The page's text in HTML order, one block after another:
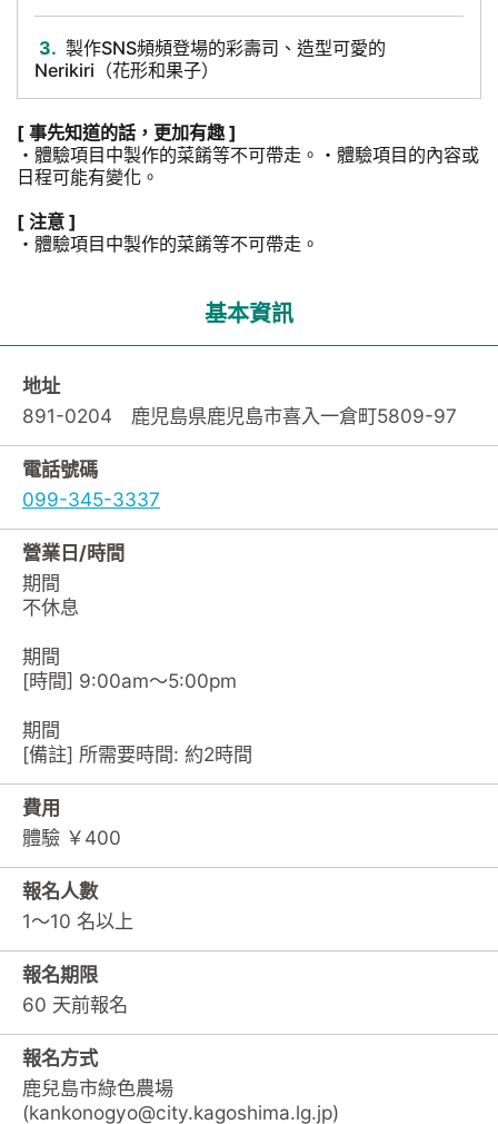
3. 製作SNS頻頻登場的彩壽司、造型可愛的
Nerikiri（花形和果子）
[ 事先知道的話，更加有趣 ]
・體驗項目中製作的菜餚等不可帶走。・體驗項目的內容或
日程可能有變化。
[ 注意 ]
・體驗項目中製作的菜餚等不可帶走。
基本資訊
地址
891-0204 鹿児島県鹿児島市喜入一倉町5809-97
電話號碼
099-345-3337
營業日/時間
期間
不休息
期間
[時間] 9:00am～5:00pm
期間
[備註] 所需要時間: 約2時間
費用
體驗 ￥400
報名人數
1～10 名以上
報名期限
60 天前報名
報名方式
鹿兒島市綠色農場
(kankonogyo@city.kagoshima.lg.jp)